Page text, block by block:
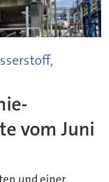
vom Juni